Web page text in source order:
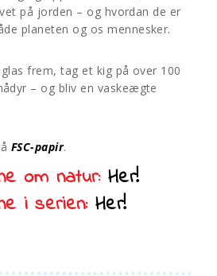
antal
på jorden – og hvordan de er
planeten og os mennesker.
frem, tag et kig på over 100
– og bliv en vaskeægte
FSC-papir.
om natur: Her!
i serien: Her!